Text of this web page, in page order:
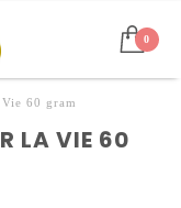
0
60 gram
LA VIE 60